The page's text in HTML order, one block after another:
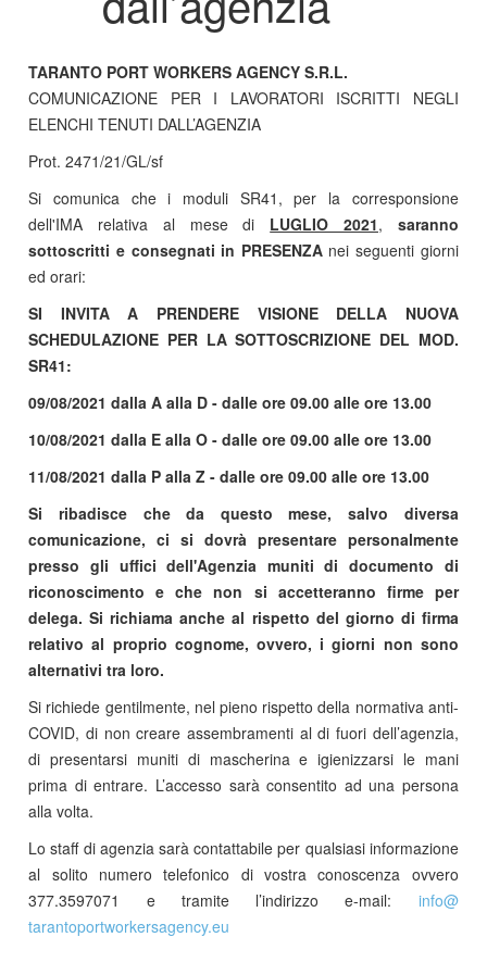
TARANTO PORT WORKERS AGENCY S.R.L.
COMUNICAZIONE PER I LAVORATORI ISCRITTI NEGLI
ELENCHI TENUTI DALL’AGENZIA
Prot. 2471/21/GL/sf
Si comunica che i moduli SR41, per la corresponsione
dell'IMA relativa al mese di LUGLIO 2021, saranno
sottoscritti e consegnati in PRESENZAnei seguenti giorni
ed orari:
SI INVITA A PRENDERE VISIONE DELLA NUOVA
SCHEDULAZIONE PER LA SOTTOSCRIZIONE DEL MOD.
SR41:
09/08/2021 dalla A alla D - dalle ore 09.00 alle ore 13.00
10/08/2021 dalla E alla O - dalle ore 09.00 alle ore 13.00
11/08/2021 dalla P alla Z - dalle ore 09.00 alle ore 13.00
Si ribadisce che da questo mese, salvo diversa
comunicazione, ci si dovrà presentare personalmente
presso gli uffici dell'Agenzia muniti di documento di
riconoscimento e che non si accetteranno firme per
delega. Si richiama anche al rispetto del giorno di firma
relativo al proprio cognome, ovvero, i giorni non sono
alternativi tra loro.
Si richiede gentilmente, nel pieno rispetto della normativa anti-
COVID, di non creare assembramenti al di fuori dell’agenzia,
di presentarsi muniti di mascherina e igienizzarsi le mani
prima di entrare. L’accesso sarà consentito ad una persona
alla volta.
Lo staff di agenzia sarà contattabile per qualsiasi informazione
al solito numero telefonico di vostra conoscenza ovvero
377.3597071 e tramite l’indirizzo e-mail: info​@​
tarantoportworkersagency.eu